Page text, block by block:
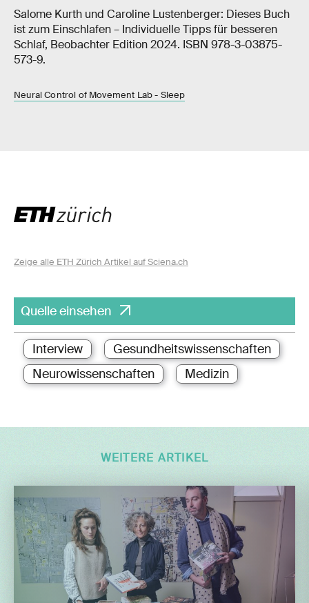
Salome Kurth und Caroline Lustenberger: Dieses Buch
ist zum Einschlafen – Individuelle Tipps für besseren
Schlaf, Beobachter Edition 2024. ISBN 978-3-03875-
573-9.
Neural Control of Movement Lab - Sleep
Zeige alle ETH Zürich Artikel auf Sciena.ch
Quelle einsehen
Interview
Gesundheitswissenschaften
Neurowissenschaften
Medizin
WEITERE ARTIKEL